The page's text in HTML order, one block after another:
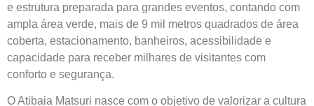
e estrutura preparada para grandes eventos, contando com
ampla área verde, mais de 9 mil metros quadrados de área
coberta, estacionamento, banheiros, acessibilidade e
capacidade para receber milhares de visitantes com
conforto e segurança.
O Atibaia Matsuri nasce com o objetivo de valorizar a cultura